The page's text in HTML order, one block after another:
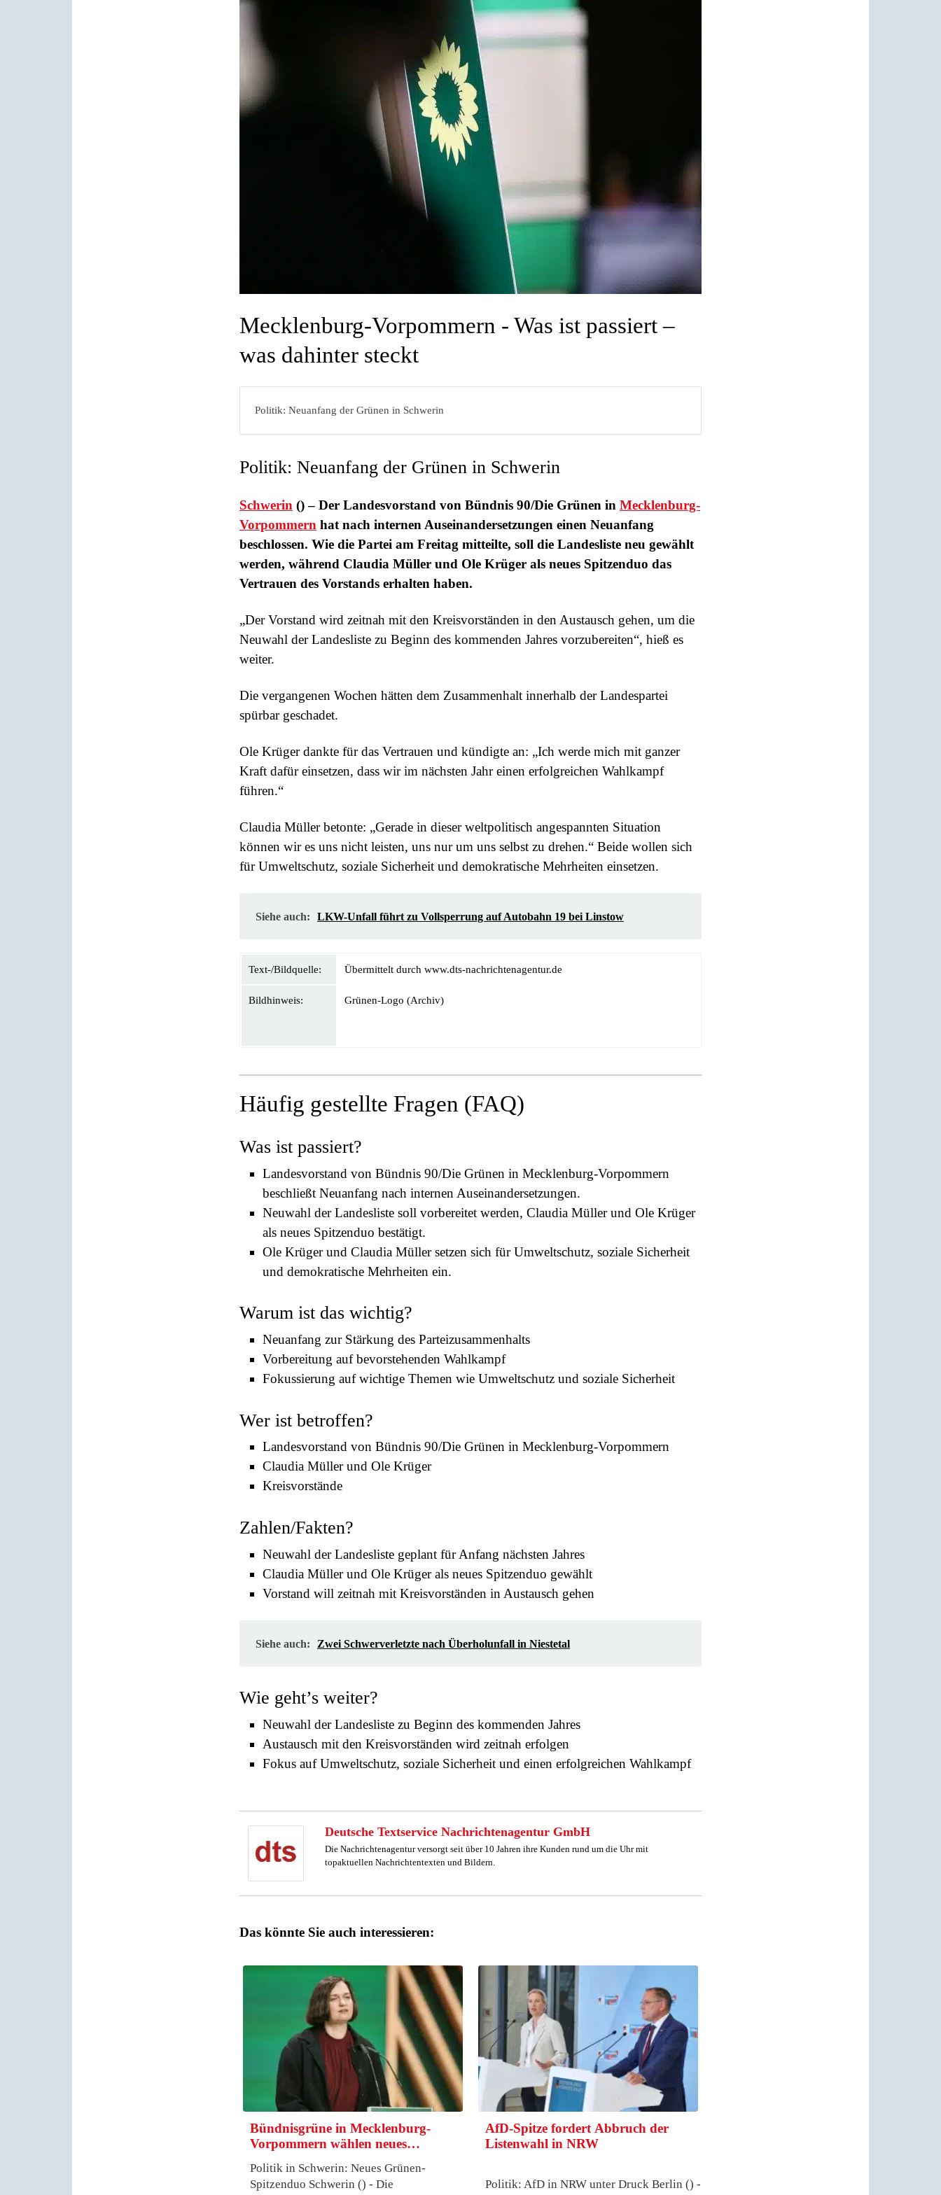
Mecklenburg-Vorpommern - Was ist passiert –
was dahinter steckt
Politik: Neuanfang der Grünen in Schwerin
Politik: Neuanfang der Grünen in Schwerin
Schwerin () – Der Landesvorstand von Bündnis 90/Die Grünen in Mecklenburg-
Vorpommern hat nach internen Auseinandersetzungen einen Neuanfang
beschlossen. Wie die Partei am Freitag mitteilte, soll die Landesliste neu gewählt
werden, während Claudia Müller und Ole Krüger als neues Spitzenduo das
Vertrauen des Vorstands erhalten haben.
„Der Vorstand wird zeitnah mit den Kreisvorständen in den Austausch gehen, um die
Neuwahl der Landesliste zu Beginn des kommenden Jahres vorzubereiten“, hieß es
weiter.
Die vergangenen Wochen hätten dem Zusammenhalt innerhalb der Landespartei
spürbar geschadet.
Ole Krüger dankte für das Vertrauen und kündigte an: „Ich werde mich mit ganzer
Kraft dafür einsetzen, dass wir im nächsten Jahr einen erfolgreichen Wahlkampf
führen.“
Claudia Müller betonte: „Gerade in dieser weltpolitisch angespannten Situation
können wir es uns nicht leisten, uns nur um uns selbst zu drehen.“ Beide wollen sich
für Umweltschutz, soziale Sicherheit und demokratische Mehrheiten einsetzen.
Siehe auch: LKW-Unfall führt zu Vollsperrung auf Autobahn 19 bei Linstow
Text-/Bildquelle: Übermittelt durch www.dts-nachrichtenagentur.de
Bildhinweis: Grünen-Logo (Archiv)
Häufig gestellte Fragen (FAQ)
Was ist passiert?
Landesvorstand von Bündnis 90/Die Grünen in Mecklenburg-Vorpommern
beschließt Neuanfang nach internen Auseinandersetzungen.
Neuwahl der Landesliste soll vorbereitet werden, Claudia Müller und Ole Krüger
als neues Spitzenduo bestätigt.
Ole Krüger und Claudia Müller setzen sich für Umweltschutz, soziale Sicherheit
und demokratische Mehrheiten ein.
Warum ist das wichtig?
Neuanfang zur Stärkung des Parteizusammenhalts
Vorbereitung auf bevorstehenden Wahlkampf
Fokussierung auf wichtige Themen wie Umweltschutz und soziale Sicherheit
Wer ist betroffen?
Landesvorstand von Bündnis 90/Die Grünen in Mecklenburg-Vorpommern
Claudia Müller und Ole Krüger
Kreisvorstände
Zahlen/Fakten?
Neuwahl der Landesliste geplant für Anfang nächsten Jahres
Claudia Müller und Ole Krüger als neues Spitzenduo gewählt
Vorstand will zeitnah mit Kreisvorständen in Austausch gehen
Siehe auch: Zwei Schwerverletzte nach Überholunfall in Niestetal
Wie geht’s weiter?
Neuwahl der Landesliste zu Beginn des kommenden Jahres
Austausch mit den Kreisvorständen wird zeitnah erfolgen
Fokus auf Umweltschutz, soziale Sicherheit und einen erfolgreichen Wahlkampf
Deutsche Textservice Nachrichtenagentur GmbH
Die Nachrichtenagentur versorgt seit über 10 Jahren ihre Kunden rund um die Uhr mit
topaktuellen Nachrichtentexten und Bildern.
Das könnte Sie auch interessieren:
Bündnisgrüne in Mecklenburg-
Vorpommern wählen neues…
Politik in Schwerin: Neues Grünen-
Spitzenduo Schwerin () - Die
AfD-Spitze fordert Abbruch der
Listenwahl in NRW
Politik: AfD in NRW unter Druck Berlin () -